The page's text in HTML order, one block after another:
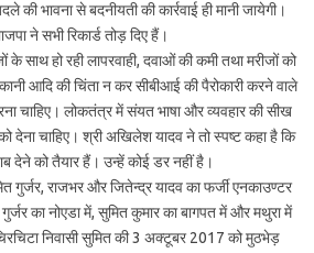
की भावना से बदनीयती की कार्रवाई ही मानी जायेगी।
ने सभी रिकार्ड तोड़ दिए हैं।
हो रही लापरवाही, दवाओं की कमी तथा मरीजों को
आदि की चिंता न कर सीबीआई की पैरोकारी करने वाले
चाहिए। लोकतंत्र में संयत भाषा और व्यवहार की सीख
देना चाहिए। श्री अखिलेश यादव ने तो स्पष्ट कहा है कि
देने को तैयार हैं। उन्हें कोई डर नहीं है।
राजभर और जितेन्द्र यादव का फर्जी एनकाउण्टर
का नोएडा में, सुमित कुमार का बागपत में और मथुरा में
निवासी सुमित की 3 अक्टूबर 2017 को मुठभेड़